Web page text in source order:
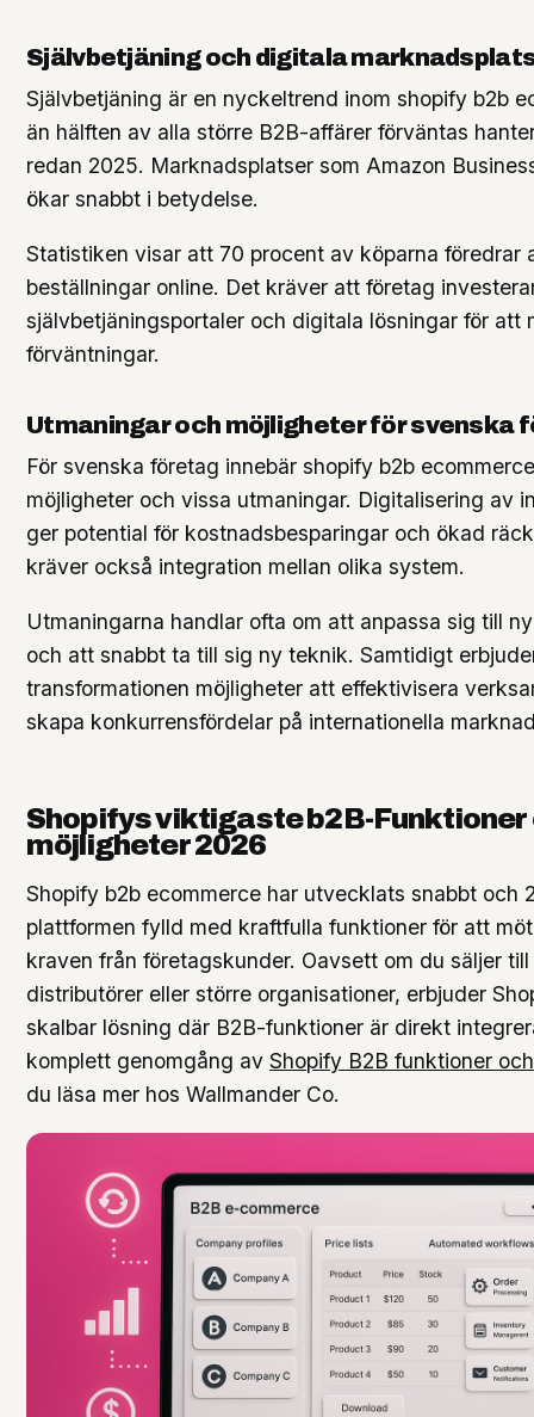
Självbetjäning och digitala
Självbetjäning är en nyckeltrend inom shopify b2b
än hälften av alla större B2B-affärer förväntas
redan 2025. Marknadsplatser som Amazon
ökar snabbt i betydelse.
Statistiken visar att 70 procent av köparna föredrar
beställningar online. Det kräver att företag
självbetjäningsportaler och digitala lösningar för att
förväntningar.
Utmaningar och möjligheter för svenska
För svenska företag innebär shopify b2b
möjligheter och vissa utmaningar. Digitalisering av
ger potential för kostnadsbesparingar och ökad
kräver också integration mellan olika system.
Utmaningarna handlar ofta om att anpassa sig till
och att snabbt ta till sig ny teknik. Samtidigt
transformationen möjligheter att effektivisera
skapa konkurrensfördelar på internationella
Shopifys viktigaste b2B-Funktioner
möjligheter 2026
Shopify b2b ecommerce har utvecklats snabbt och
plattformen fylld med kraftfulla funktioner för att
kraven från företagskunder. Oavsett om du säljer
distributörer eller större organisationer, erbjuder
skalbar lösning där B2B-funktioner är direkt
komplett genomgång av Shopify B2B funktioner
du läsa mer hos Wallmander Co.